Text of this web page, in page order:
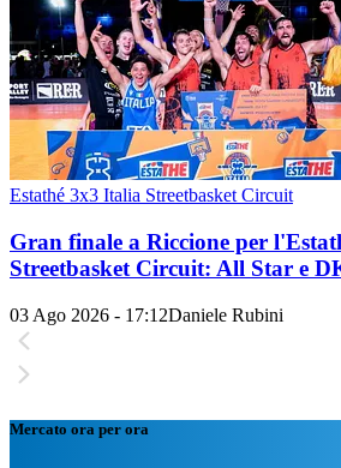
Estathé 3x3 Italia Streetbasket Circuit
Gran finale a Riccione per
Streetbasket Circuit: All Star e
03 Ago 2026 - 17:12Daniele Rubini
Mercato ora per ora